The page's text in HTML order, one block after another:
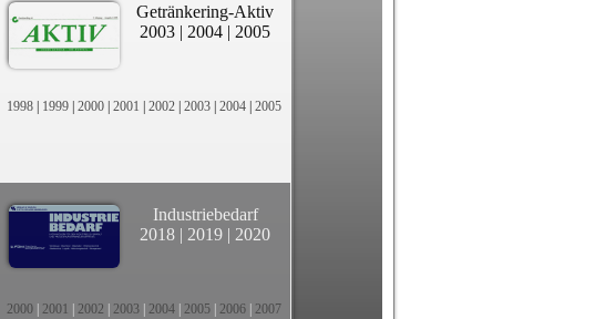
Getränkering-Aktiv
2003 | 2004 | 2005
1998 | 1999 | 2000 | 2001 | 2002 | 2003 | 2004 | 2005
Industriebedarf
2018 | 2019 | 2020
2000 2001 2002 2003 2004 2005 2006 2007